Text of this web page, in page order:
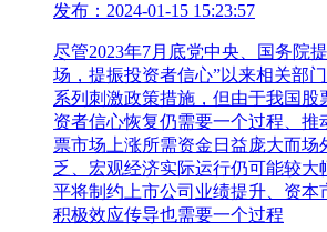
发布：2024-01-15 15:23:57
尽管2023年7月底党中央、国务院
场，提振投资者信心”以来相关部
系列刺激政策措施，但由于我国股
资者信心恢复仍需要一个过程、推
票市场上涨所需资金日益庞大而场
乏、宏观经济实际运行仍可能较大
平将制约上市公司业绩提升、资本
积极效应传导也需要一个过程